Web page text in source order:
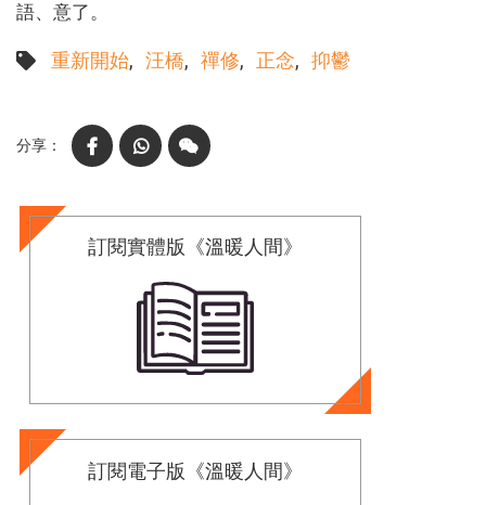
語、意了。
重新開始 汪橋 禪修 正念 抑鬱
FacebookWhatsAppWeChat
訂閱實體版《溫暖人間》
訂閱電子版《溫暖人間》